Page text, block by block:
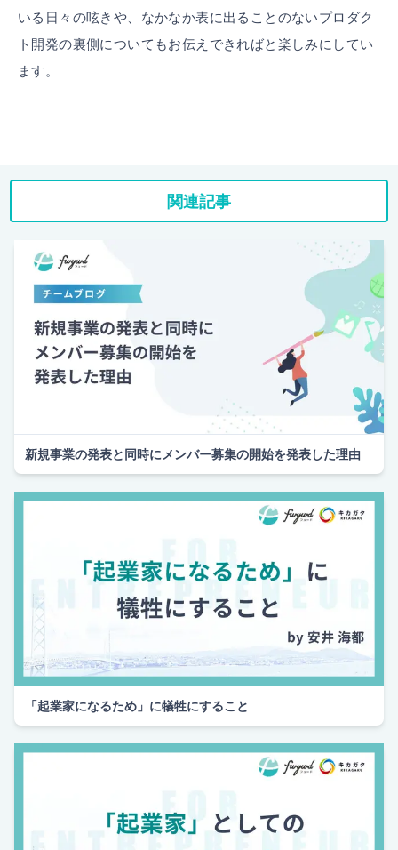
いる日々の呟きや、なかなか表に出ることのないプロダク
ト開発の裏側についてもお伝えできればと楽しみにしてい
ます。
関連記事
新規事業の発表と同時にメンバー募集の開始を発表した理由
「起業家になるため」に犠牲にすること